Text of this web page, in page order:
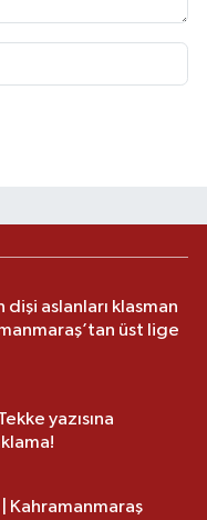
dişi aslanları klasman
üst lige
yazısına
Kahramanmaraş